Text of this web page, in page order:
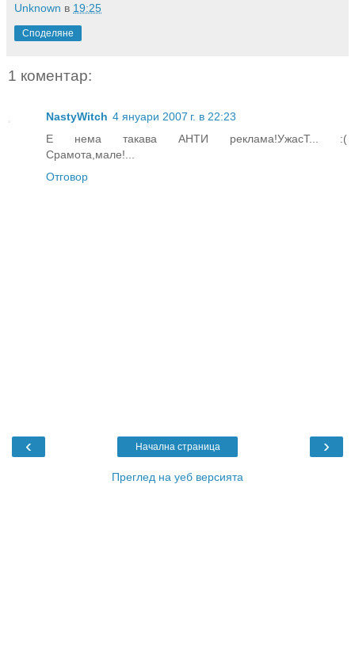
Unknown в 19:25
Споделяне
1 коментар:
NastyWitch 4 януари 2007 г. в 22:23
Е нема такава АНТИ реклама!УжасТ... :(
Срамота,мале!...
Отговор
‹ ›
Начална страница
Преглед на уеб версията